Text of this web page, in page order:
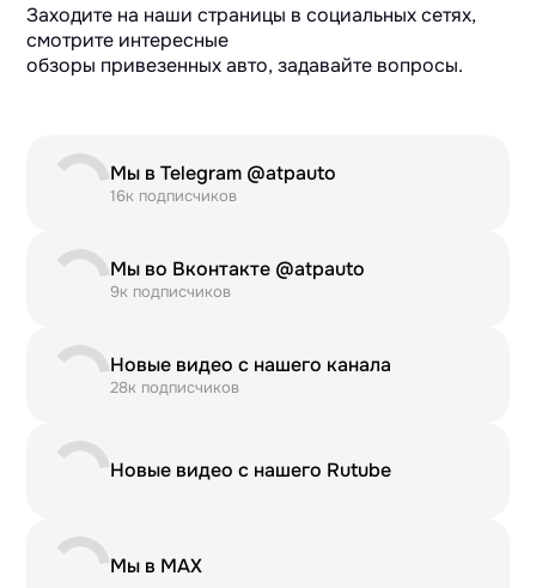
Заходите на наши страницы в социальных сетях,
смотрите интересные
обзоры привезенных авто, задавайте вопросы.
Мы в Telegram @atpauto
16к подписчиков
Мы во Вконтакте @atpauto
9к подписчиков
Новые видео с нашего канала
28к подписчиков
Новые видео с нашего Rutube
Мы в MAX